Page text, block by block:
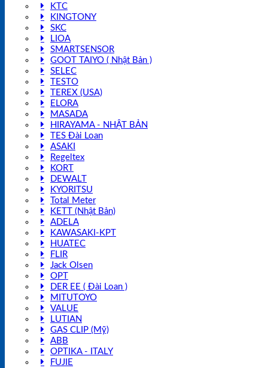
KTC
KINGTONY
SKC
LIOA
SMARTSENSOR
GOOT TAIYO ( Nhật Bản )
SELEC
TESTO
TEREX (USA)
ELORA
MASADA
HIRAYAMA - NHẬT BẢN
TES Đài Loan
ASAKI
Regeltex
KORT
DEWALT
KYORITSU
Total Meter
KETT (Nhật Bản)
ADELA
KAWASAKI-KPT
HUATEC
FLIR
Jack Olsen
OPT
DER EE ( Đài Loan )
MITUTOYO
VALUE
LUTIAN
GAS CLIP (Mỹ)
ABB
OPTIKA - ITALY
FUJIE